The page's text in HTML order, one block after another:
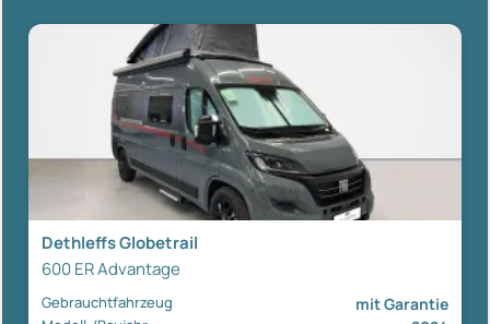
Dethleffs Globetrail
600 ER Advantage
Gebrauchtfahrzeug mit Garantie